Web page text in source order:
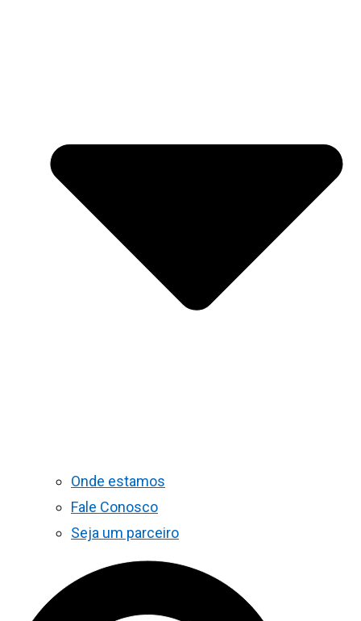
Onde estamos
Fale Conosco
Seja um parceiro